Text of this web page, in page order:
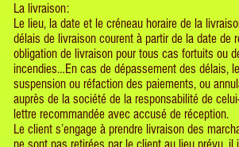
La livraison:
Le lieu, la date et le créneau horaire de la
délais de livraison courent à partir de la date de
obligation de livraison pour tous cas fortuits ou
incendies…En cas de dépassement des délais,
suspension ou réfaction des paiements, ou
auprès de la société de la responsabilité de
lettre recommandée avec accusé de réception.
Le client s’engage à prendre livraison des